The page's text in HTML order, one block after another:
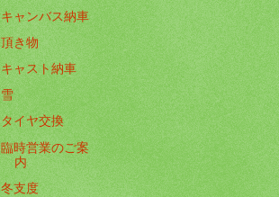
キャンバス納車
頂き物
キャスト納車
雪
タイヤ交換
臨時営業のご案
内
冬支度